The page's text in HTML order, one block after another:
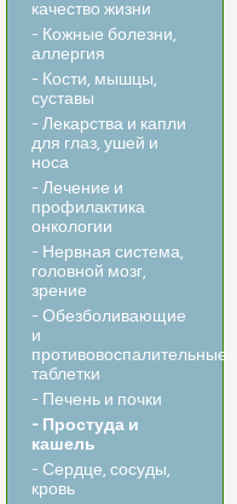
качество жизни
- Кожные болезни,
аллергия
- Кости, мышцы,
суставы
- Лекарства и капли
для глаз, ушей и
носа
- Лечение и
профилактика
онкологии
- Нервная система,
головной мозг,
зрение
- Обезболивающие
и
противовоспалительные
таблетки
- Печень и почки
- Простуда и
кашель
- Сердце, сосуды,
кровь